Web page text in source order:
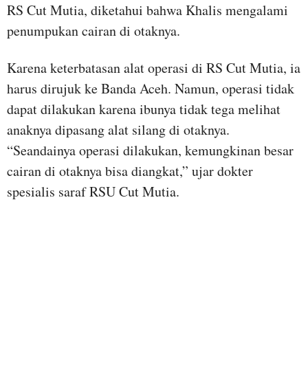
RS Cut Mutia, diketahui bahwa Khalis mengalami
penumpukan cairan di otaknya.
Karena keterbatasan alat operasi di RS Cut Mutia, ia
harus dirujuk ke Banda Aceh. Namun, operasi tidak
dapat dilakukan karena ibunya tidak tega melihat
anaknya dipasang alat silang di otaknya.
“Seandainya operasi dilakukan, kemungkinan besar
cairan di otaknya bisa diangkat,” ujar dokter
spesialis saraf RSU Cut Mutia.